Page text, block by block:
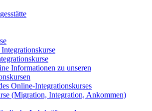
Informationen zu unseren
Online-Integrationskurses
(Migration, Integration, Ankommen)